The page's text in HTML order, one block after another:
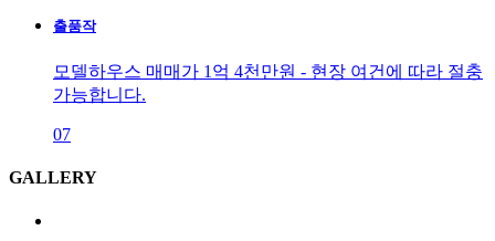
출품작
모델하우스 매매가 1억 4천만원 - 현장 여건에 따라 절충
가능합니다.
07
GALLERY